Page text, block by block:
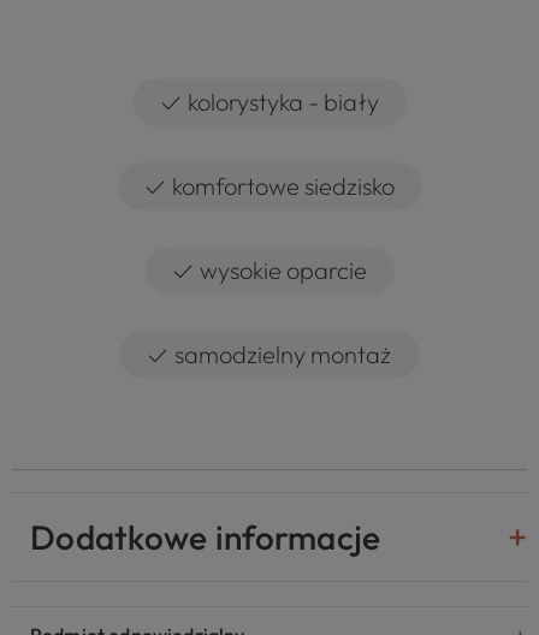
✓ kolorystyka - biały
✓ komfortowe siedzisko
✓ wysokie oparcie
✓ samodzielny montaż
Dodatkowe informacje